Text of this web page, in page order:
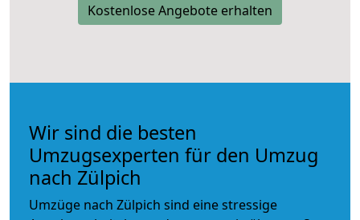
Kostenlose Angebote erhalten
Wir sind die besten
Umzugsexperten für den Umzug
nach Zülpich
Umzüge nach Zülpich sind eine stressige